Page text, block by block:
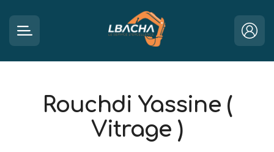
Rouchdi Yassine (
Vitrage )